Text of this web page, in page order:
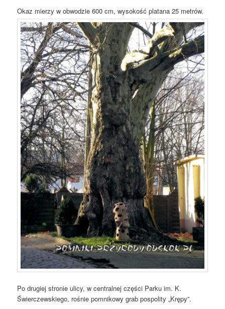
Okaz mierzy w obwodzie 600 cm, wysokość platana 25 metrów.
Po drugiej stronie ulicy, w centralnej części Parku im. K.
Świerczewskiego, rośnie pomnikowy grab pospolity „Krępy”.